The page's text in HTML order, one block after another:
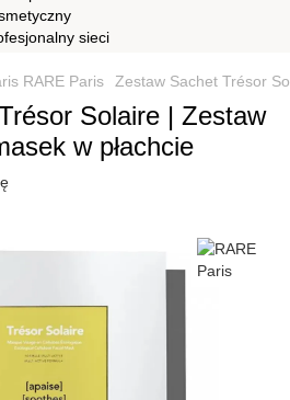
RARE Paris Zestaw Sachet Trésor
Solaire | Zestaw
w płachcie